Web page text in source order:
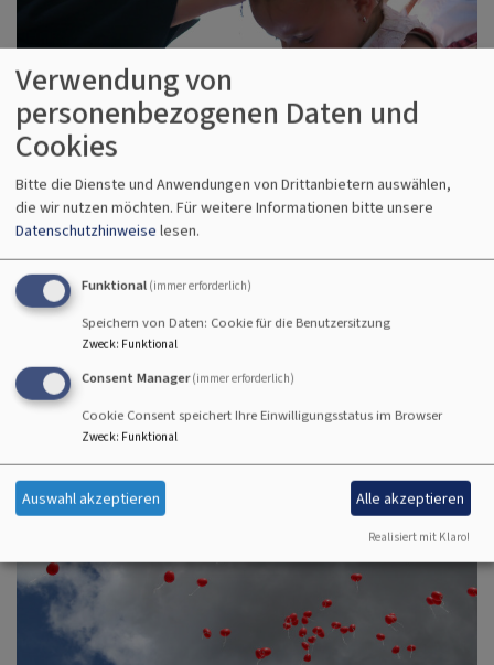
KONFIRMATION
Der Konfirmandenkurs Mit dem Konfirmandenkurs
bereiten sich junge Menschen auf ihre
Konfirmation vor. Damit bestätigen (lateinisch:
firmare) sie ihre Taufe, zu der sie als Kleinkind ja
noch nicht
Verwendung von
personenbezogenen Daten und
Cookies
Bitte die Dienste und Anwendungen von Drittanbietern auswählen,
die wir nutzen möchten. Für weitere Informationen bitte unsere
Datenschutzhinweise lesen.
Funktional (immer erforderlich)
Speichern von Daten: Cookie für die Benutzersitzung
Zweck: Funktional
Consent Manager (immer erforderlich)
Cookie Consent speichert Ihre Einwilligungsstatus im Browser
Zweck: Funktional
Auswahl akzeptieren Alle akzeptieren
Realisiert mit Klaro!